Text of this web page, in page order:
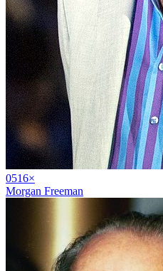
0516×
Morgan Freeman